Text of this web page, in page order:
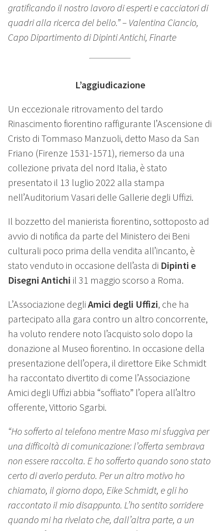
gratificando il nostro lavoro di esperti e cacciatori di
quadri alla ricerca del bello.” – Valentina Ciancio,
Capo Dipartimento di Dipinti Antichi, Finarte
L’aggiudicazione
Un eccezionale ritrovamento del tardo
Rinascimento fiorentino raffigurante l’Ascensione di
Cristo di Tommaso Manzuoli, detto Maso da San
Friano (Firenze 1531-1571), riemerso da una
collezione privata del nord Italia, è stato
presentato il 13 luglio 2022 alla stampa
nell’Auditorium Vasari delle Gallerie degli Uffizi.
Il bozzetto del manierista fiorentino, sottoposto ad
avvio di notifica da parte del Ministero dei Beni
culturali poco prima della vendita all’incanto, è
stato venduto in occasione dell’asta di Dipinti e
Disegni Antichi il 31 maggio scorso a Roma.
L’Associazione degli Amici degli Uffizi, che ha
partecipato alla gara contro un altro concorrente,
ha voluto rendere noto l’acquisto solo dopo la
donazione al Museo fiorentino. In occasione della
presentazione dell’opera, il direttore Eike Schmidt
ha raccontato divertito di come l’Associazione
Amici degli Uffizi abbia “soffiato” l’opera all’altro
offerente, Vittorio Sgarbi.
“Ho sofferto al telefono mentre Maso mi sfuggiva per
una difficoltà di comunicazione: l’offerta sembrava
non essere raccolta. E ho sofferto quando sono stato
certo di averlo perduto. Per un altro motivo ho
chiamato, il giorno dopo, Eike Schmidt, e gli ho
raccontato il mio disappunto. L’ho sentito sorridere
quando mi ha rivelato che, dall’altra parte, a un